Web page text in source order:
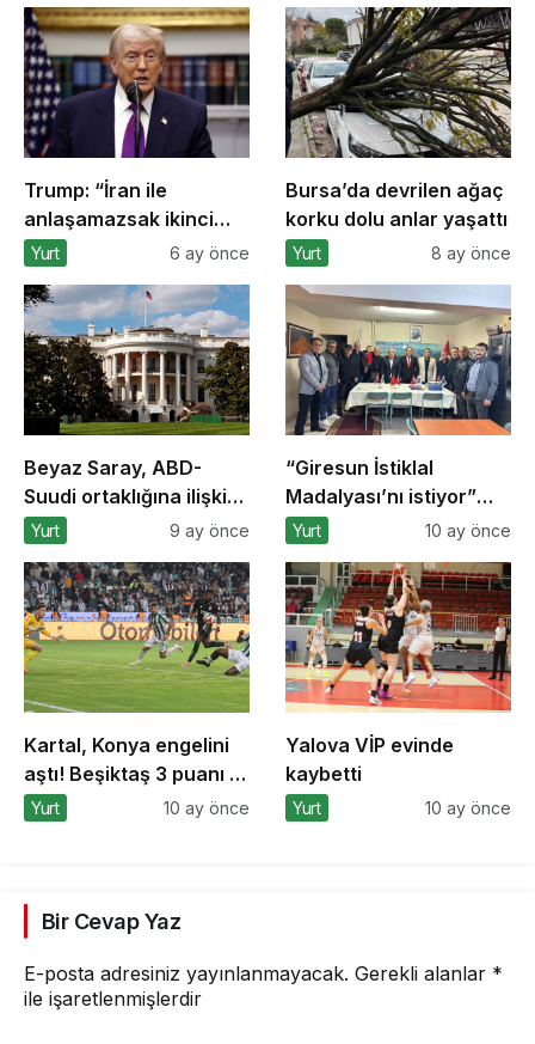
Trump: “İran ile
anlaşamazsak ikinci
aşamaya geçeceğiz”
Yurt 6 ay önce
Bursa’da devrilen ağaç
korku dolu anlar yaşattı
Yurt 8 ay önce
Beyaz Saray, ABD-
Suudi ortaklığına ilişkin
anlaşmaların
Yurt 9 ay önce
“Giresun İstiklal
Madalyası’nı istiyor”
kampanyasına
Yurt 10 ay önce
Kartal, Konya engelini
aştı! Beşiktaş 3 puanı 2
golle aldı
Yurt 10 ay önce
Yalova VİP evinde
kaybetti
Yurt 10 ay önce
Bir Cevap Yaz
E-posta adresiniz yayınlanmayacak. Gerekli alanlar *
ile işaretlenmişlerdir